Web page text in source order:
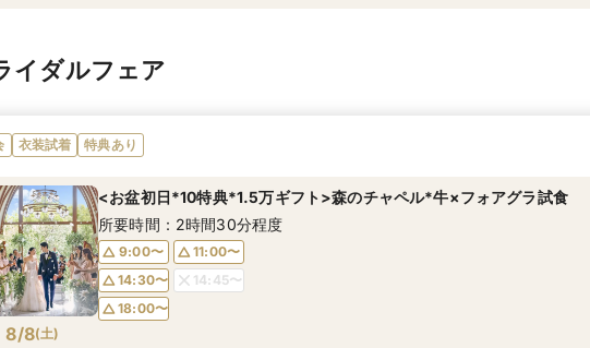
イダルフェア
衣装試着 特典あり
8/8(土)
<お盆初日*10特典*1.5万ギフト>森のチャペル*牛×フォアグラ試食
所要時間：2時間30分程度
9:00〜
11:00〜
14:30〜
14:45〜
18:00〜